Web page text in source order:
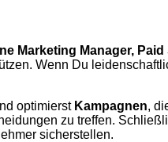
Marketing Manager, Paid
Wenn Du
optimierst Kampagnen,
zu treffen.
sicherstellen.